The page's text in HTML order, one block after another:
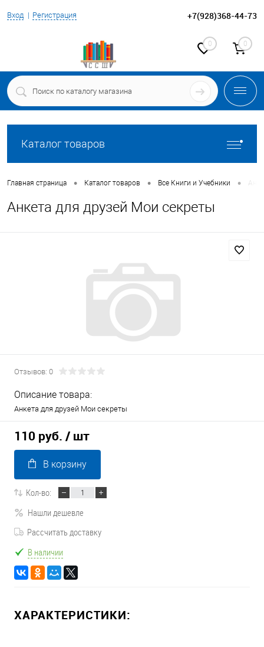
Вход Регистрация +7(928)368-44-73
0 0
Каталог товаров
Главная страница • Каталог товаров • Все Книги и Учебники •
Анкета для друзей Мои секреты
Отзывов: 0
Описание товара:
Анкета для друзей Мои секреты
110 руб. / шт
В корзину
Кол-во:
Нашли дешевле
Рассчитать доставку
В наличии
ХАРАКТЕРИСТИКИ: